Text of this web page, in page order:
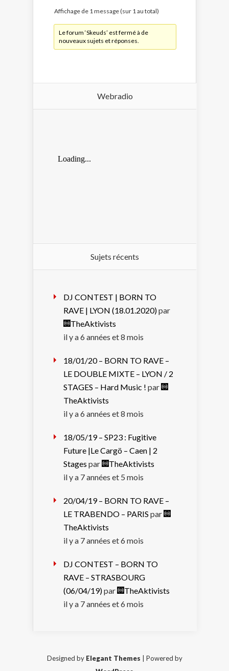
Affichage de 1 message (sur 1 au total)
Le forum ‘Skeuds’ est fermé à de
nouveaux sujets et réponses.
Webradio
Sujets récents
DJ CONTEST | BORN TO
RAVE | LYON (18.01.2020)par
TheAktivists
il y a 6 années et 8 mois
18/01/20 – BORN TO RAVE –
LE DOUBLE MIXTE – LYON / 2
STAGES – Hard Music ! par
TheAktivists
il y a 6 années et 8 mois
18/05/19 – SP23 : Fugitive
Future |Le Cargö – Caen | 2
Stages par
TheAktivists
il y a 7 années et 5 mois
20/04/19 – BORN TO RAVE –
LE TRABENDO – PARIS par
TheAktivists
il y a 7 années et 6 mois
DJ CONTEST – BORN TO
RAVE – STRASBOURG
(06/04/19)par
TheAktivists
il y a 7 années et 6 mois
Designed by Elegant Themes | Powered by